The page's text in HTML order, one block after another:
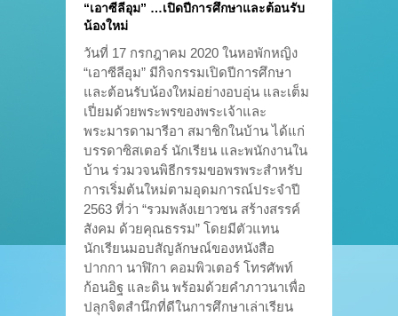
“เอาซีลีอุม” …เปิดปีการศึกษาและต้อนรับ
น้องใหม่
วันที่ 17 กรกฎาคม 2020 ในหอพักหญิง
“เอาซีลีอุม” มีกิจกรรมเปิดปีการศึกษา
และต้อนรับน้องใหม่อย่างอบอุ่น และเต็ม
เปี่ยมด้วยพระพรของพระเจ้าและ
พระมารดามารีอา สมาชิกในบ้าน ได้แก่
บรรดาซิสเตอร์ นักเรียน และพนักงานใน
บ้าน ร่วมวจนพิธีกรรมขอพรพระสำหรับ
การเริ่มต้นใหม่ตามอุดมการณ์ประจำปี
2563 ที่ว่า “รวมพลังเยาวชน สร้างสรรค์
สังคม ด้วยคุณธรรม” โดยมีตัวแทน
นักเรียนมอบสัญลักษณ์ของหนังสือ
ปากกา นาฬิกา คอมพิวเตอร์ โทรศัพท์
ก้อนอิฐ และดิน พร้อมด้วยคำภาวนาเพื่อ
ปลุกจิตสำนึกที่ดีในการศึกษาเล่าเรียน